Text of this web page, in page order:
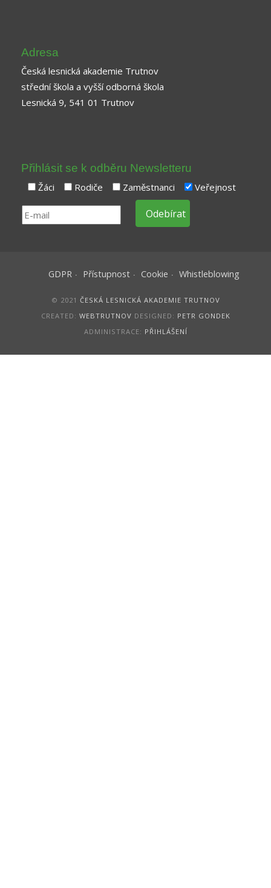
Adresa
Česká lesnická akademie Trutnov
střední škola a vyšší odborná škola
Lesnická 9, 541 01 Trutnov
Přihlásit se k odběru Newsletteru
Žáci Rodiče Zaměstnanci Veřejnost
GDPR Přístupnost Cookie Whistleblowing
© 2021 ČESKÁ LESNICKÁ AKADEMIE TRUTNOV
CREATED: WEBTRUTNOV DESIGNED: PETR GONDEK
ADMINISTRACE: PŘIHLÁŠENÍ